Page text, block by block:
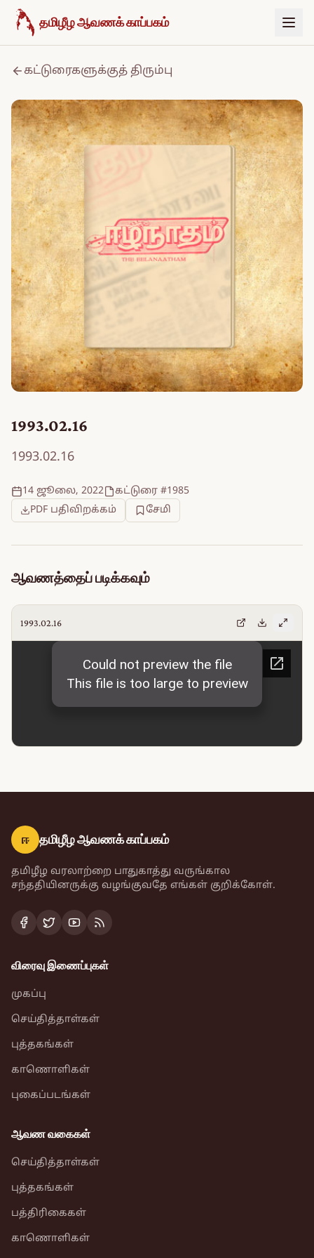
உள்ளடக்கத்திற்குச் செல்க
தமிழீழ ஆவணக் காப்பகம்
கட்டுரைகளுக்குத் திரும்பு
1993.02.16
1993.02.16
14 ஜூலை, 2022
கட்டுரை #1985
PDF பதிவிறக்கம்
சேமி
ஆவணத்தைப் படிக்கவும்
1993.02.16
ஈ தமிழீழ ஆவணக் காப்பகம்
தமிழீழ வரலாற்றை பாதுகாத்து வருங்கால
சந்ததியினருக்கு வழங்குவதே எங்கள் குறிக்கோள்.
விரைவு இணைப்புகள்
முகப்பு
செய்தித்தாள்கள்
புத்தகங்கள்
காணொளிகள்
புகைப்படங்கள்
ஆவண வகைகள்
செய்தித்தாள்கள்
புத்தகங்கள்
பத்திரிகைகள்
காணொளிகள்